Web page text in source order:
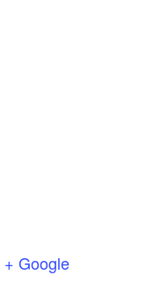
+ Google